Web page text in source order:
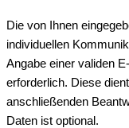
Die von Ihnen
individuellen
Angabe einer validen
erforderlich. Diese
anschließenden
Daten ist optional.